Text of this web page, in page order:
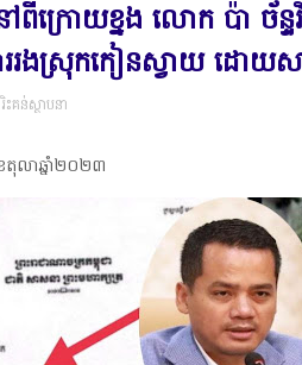
ៅពីក្រោយខ្នង លោក ប៉ា ច័
ងស្រុកកៀនស្វាយ ដោយសា
រិះគន់ស្ថាបនា
តុលាឆ្នាំ២០២៣